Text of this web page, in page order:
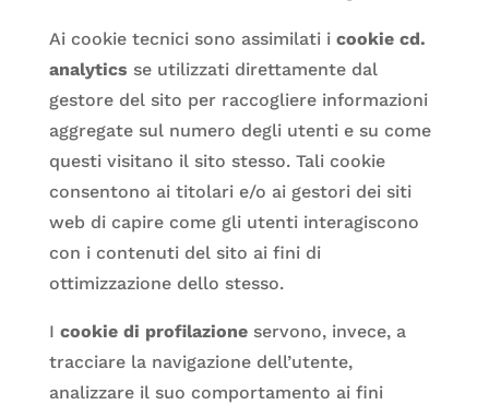
Ai cookie tecnici sono assimilati i cookie cd.
analytics se utilizzati direttamente dal
gestore del sito per raccogliere informazioni
aggregate sul numero degli utenti e su come
questi visitano il sito stesso. Tali cookie
consentono ai titolari e/o ai gestori dei siti
web di capire come gli utenti interagiscono
con i contenuti del sito ai fini di
ottimizzazione dello stesso.
I cookie di profilazioneservono, invece, a
tracciare la navigazione dell’utente,
analizzare il suo comportamento ai fini